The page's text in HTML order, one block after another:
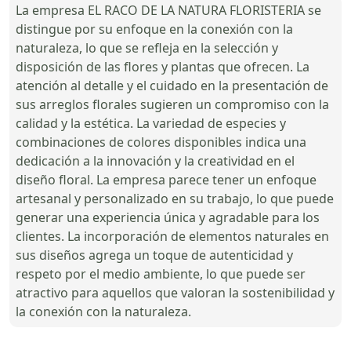
La empresa EL RACO DE LA NATURA FLORISTERIA se
distingue por su enfoque en la conexión con la
naturaleza, lo que se refleja en la selección y
disposición de las flores y plantas que ofrecen. La
atención al detalle y el cuidado en la presentación de
sus arreglos florales sugieren un compromiso con la
calidad y la estética. La variedad de especies y
combinaciones de colores disponibles indica una
dedicación a la innovación y la creatividad en el
diseño floral. La empresa parece tener un enfoque
artesanal y personalizado en su trabajo, lo que puede
generar una experiencia única y agradable para los
clientes. La incorporación de elementos naturales en
sus diseños agrega un toque de autenticidad y
respeto por el medio ambiente, lo que puede ser
atractivo para aquellos que valoran la sostenibilidad y
la conexión con la naturaleza.